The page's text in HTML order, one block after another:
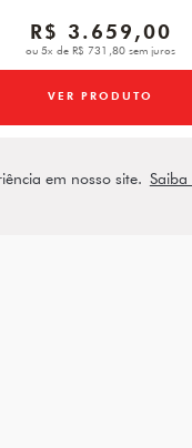
em nosso site. Saiba
R$ 3.659,00
ou 5x de R$ 731,80 sem juros
VER PRODUTO